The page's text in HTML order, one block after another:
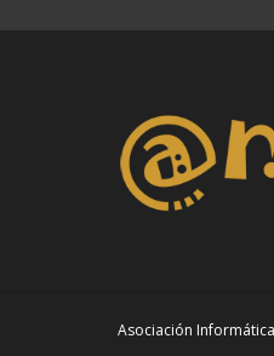
Asociación